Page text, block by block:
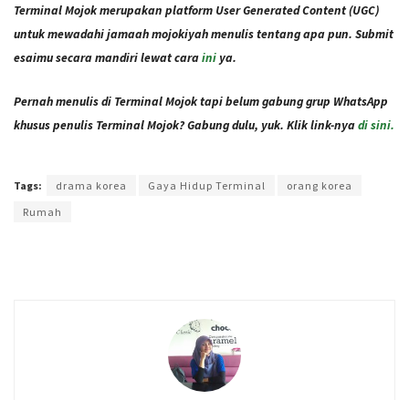
Terminal Mojok merupakan platform User Generated Content (UGC)
untuk mewadahi jamaah mojokiyah menulis tentang apa pun. Submit
esaimu secara mandiri lewat caraini ya.
Pernah menulis di Terminal Mojok tapi belum gabung grup WhatsApp
khusus penulis Terminal Mojok? Gabung dulu, yuk. Klik link-nyadi sini.
Tags: drama korea Gaya Hidup Terminal
orang korea
Rumah